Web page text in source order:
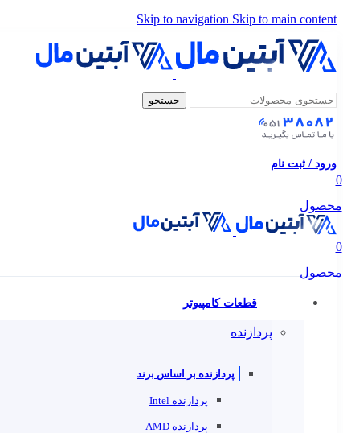
Skip to navigation Skip to main content
جستجو
ورود / ثبت نام
0
محصول
0
محصول
قطعات کامپیوتر
پردازنده
پردازنده بر اساس برند
پردازنده Intel
پردازنده AMD